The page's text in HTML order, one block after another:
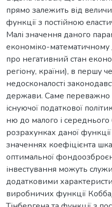
прямо залежить від
функції з постійною
Малі значення даного
економіко-математичному
про негативний стан
регіону, країни), в першу
недосконалості
держави. Саме переважно
існуючої податкової
ню до малого і
розрахунках даної
значеннях коефіцієнта
оптимальної
інвестування можуть
додатковими
виробничих функції